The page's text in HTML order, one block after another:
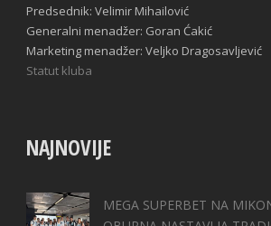
Predsednik: Velimir Mihailović
Generalni menadžer: Goran Ćakić
Marketing menadžer: Veljko Dragosavljević
Statut kluba
NAJNOVIJE
MEGA SUPERBET NA